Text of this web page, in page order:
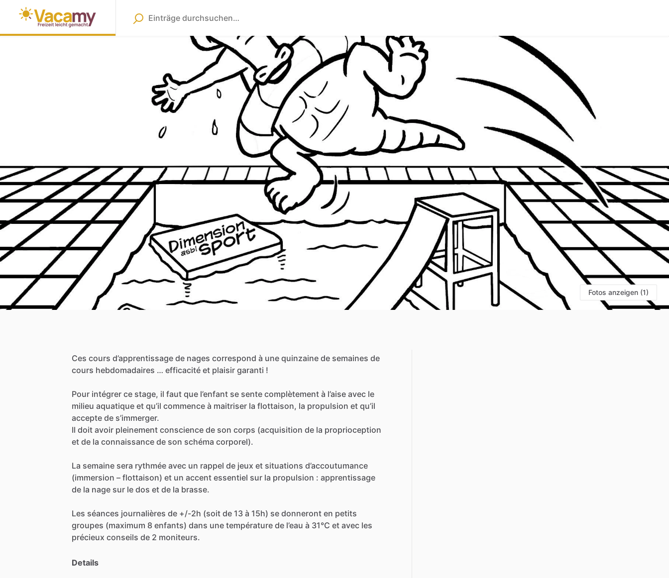
Fotos anzeigen (1)
Ces cours d’apprentissage de nages correspond à une quinzaine de semaines de
cours hebdomadaires … efficacité et plaisir garanti !
Pour intégrer ce stage, il faut que l’enfant se sente complètement à l’aise avec le
milieu aquatique et qu’il commence à maitriser la flottaison, la propulsion et qu’il
accepte de s’immerger.
Il doit avoir pleinement conscience de son corps (acquisition de la proprioception
et de la connaissance de son schéma corporel).
La semaine sera rythmée avec un rappel de jeux et situations d’accoutumance
(immersion – flottaison) et un accent essentiel sur la propulsion : apprentissage
de la nage sur le dos et de la brasse.
Les séances journalières de +​/​-2h (soit de 13 à 15h) se donneront en petits
groupes (maximum 8 enfants) dans une température de l’eau à 31°C et avec les
précieux conseils de 2 moniteurs.
Details